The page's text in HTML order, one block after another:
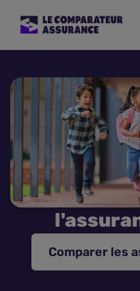
Mutuelle Santé
Assurance Moto
Assurance Habitation
Assurance de prêt
Comparer les